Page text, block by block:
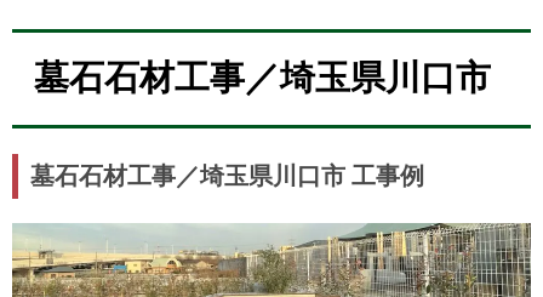
墓石石材工事／埼玉県川口市
墓石石材工事／埼玉県川口市 工事例